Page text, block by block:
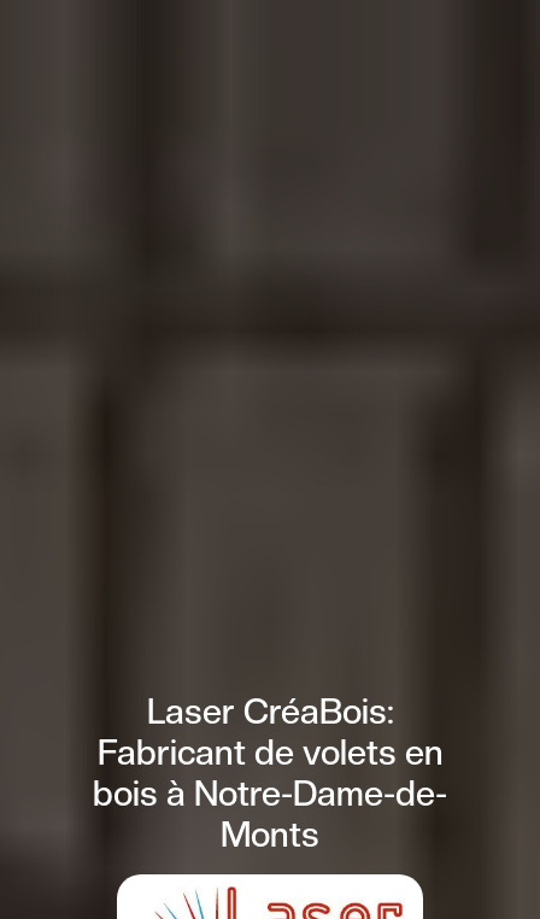
Laser CréaBois:
Fabricant de volets en
bois à Notre-Dame-de-
Monts